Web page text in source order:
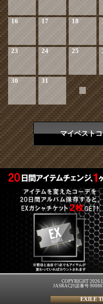
16 17 18
23 24 25
30 31
マイベスト
COPYRIGHT 2026
JASRAC許諾番号
EXILE